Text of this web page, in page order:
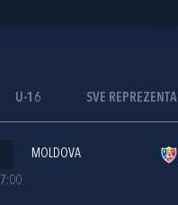
U-16 SVE
MOLDOVA